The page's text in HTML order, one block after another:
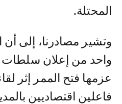
المحتلة.
وتشير مصادرنا، إلى أن
واحد من إعلان سلطات
عزمها فتح الممر إثر
فاعلين اقتصاديين